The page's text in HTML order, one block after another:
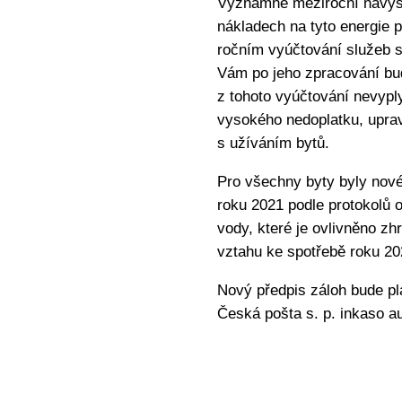
nákladech na tyto energie
ročním vyúčtování služeb
Vám po jeho zpracování
z tohoto vyúčtování
vysokého nedoplatku,
s užíváním bytů.
Pro všechny byty byly
roku 2021 podle protokolů
vody, které je ovlivněno
vztahu ke spotřebě roku
Nový předpis záloh bude
Česká pošta s. p. inkaso